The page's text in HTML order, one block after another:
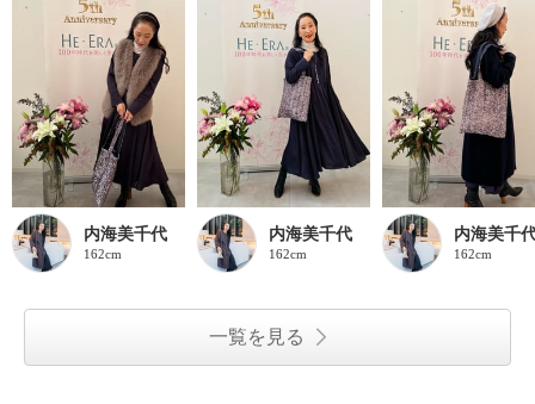
内海美千代
162cm
内海美千代
162cm
内海美千
162cm
一覧を見る